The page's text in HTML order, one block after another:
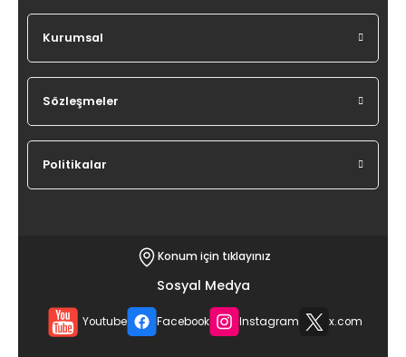
Kurumsal
Sözleşmeler
Politikalar
Konum için tıklayınız
Sosyal Medya
Youtube Facebook Instagram x.com